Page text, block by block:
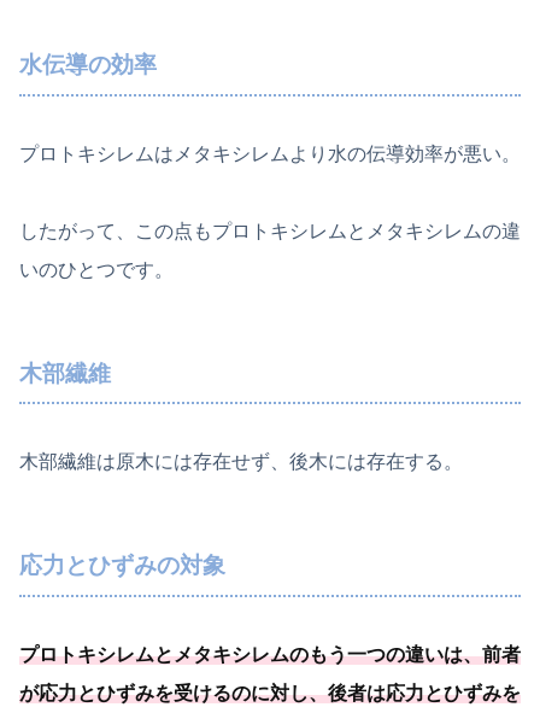
水伝導の効率
プロトキシレムはメタキシレムより水の伝導効率が悪い。
したがって、この点もプロトキシレムとメタキシレムの違
いのひとつです。
木部繊維
木部繊維は原木には存在せず、後木には存在する。
応力とひずみの対象
プロトキシレムとメタキシレムのもう一つの違いは、前者
が応力とひずみを受けるのに対し、後者は応力とひずみを